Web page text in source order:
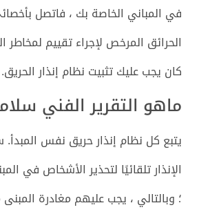
في المباني الخاصة بك ، فاتصل
الحرائق المرخص لإجراء تقييم لمخاطر
كان يجب عليك تثبيت نظام إنذار الحريق.
ماهو التقرير الفني
يتبع كل نظام إنذار حريق نفس المبدأ.
الإنذار تلقائيًا لتحذير الأشخاص في
؛ وبالتالي ، يجب عليهم مغادرة المبنى